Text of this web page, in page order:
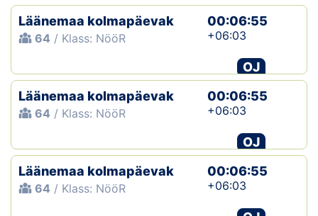
Läänemaa kolmapäevak
64 / Klass: NööR
00:06:55
+06:03
OJ
Läänemaa kolmapäevak
64 / Klass: NööR
00:06:55
+06:03
OJ
Läänemaa kolmapäevak
64 / Klass: NööR
00:06:55
+06:03